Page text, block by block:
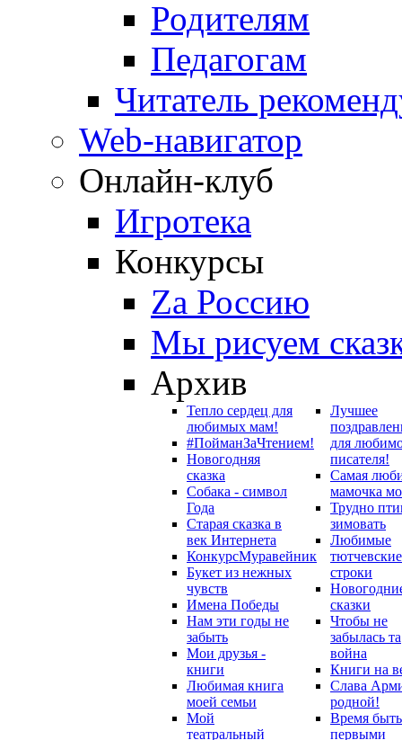
Родителям
Педагогам
Читатель
Web-навигатор
Онлайн-клуб
Игротека
Конкурсы
Zа Россию
Мы рисуем
Архив
Тепло сердец для
любимых мам!
#ПойманЗаЧтением!
Новогодняя
сказка
Собака - символ
Года
Старая сказка в
век Интернета
КонкурсМуравейник
Букет из нежных
чувств
Имена Победы
Нам эти годы не
забыть
Мои друзья -
книги
Любимая книга
моей семьи
Мой
театральный
Лучшее
для
писателя!
Самая
мамочка
Трудно
зимовать
Любимые
тютчевские
строки
сказки
Чтобы не
забылась та
война
Книги на
Слава
родной!
Время быть
первыми